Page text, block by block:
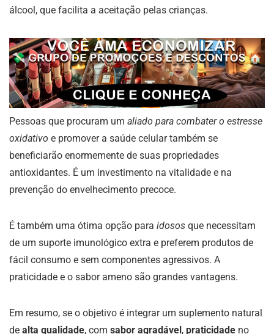
álcool, que facilita a aceitação pelas crianças.
Pessoas que procuram um aliado para combater o estresse
oxidativo e promover a saúde celular também se
beneficiarão enormemente de suas propriedades
antioxidantes. É um investimento na vitalidade e na
prevenção do envelhecimento precoce.
É também uma ótima opção para idosos que necessitam
de um suporte imunológico extra e preferem produtos de
fácil consumo e sem componentes agressivos. A
praticidade e o sabor ameno são grandes vantagens.
Em resumo, se o objetivo é integrar um suplemento natural
de alta qualidade, com sabor agradável, praticidade no